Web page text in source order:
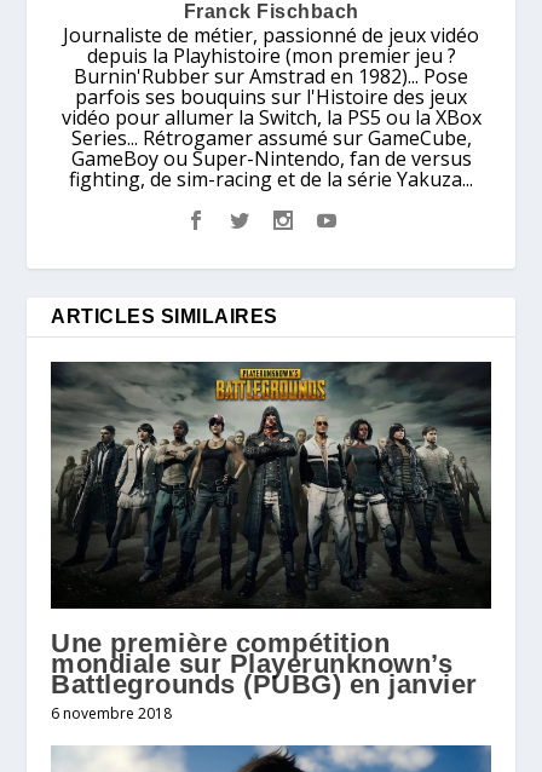
Franck Fischbach
Journaliste de métier, passionné de jeux vidéo
depuis la Playhistoire (mon premier jeu ?
Burnin'Rubber sur Amstrad en 1982)... Pose
parfois ses bouquins sur l'Histoire des jeux
vidéo pour allumer la Switch, la PS5 ou la XBox
Series... Rétrogamer assumé sur GameCube,
GameBoy ou Super-Nintendo, fan de versus
fighting, de sim-racing et de la série Yakuza...
ARTICLES SIMILAIRES
Une première compétition
mondiale sur Playerunknown’s
Battlegrounds (PUBG) en janvier
6 novembre 2018